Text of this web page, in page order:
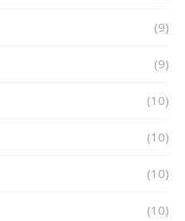
(9)
(9)
(10)
(10)
(10)
(10)